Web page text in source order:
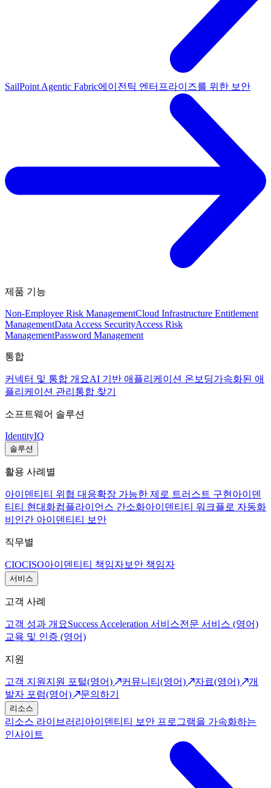
SailPoint Agentic Fabric에이전틱 엔터프라이즈를 위한 보안
제품 기능
Non-Employee Risk ManagementCloud Infrastructure Entitlement
ManagementData Access SecurityAccess Risk
ManagementPassword Management
통합
커넥터 및 통합 개요AI 기반 애플리케이션 온보딩가속화된 애
플리케이션 관리 통합 찾기
소프트웨어 솔루션
IdentityIQ
솔루션
활용 사례별
아이덴티티 위협 대응확장 가능한 제로 트러스트 구현 아이덴
티티 현대화컴플라이언스 간소화아이덴티티 워크플로 자동화
비인간 아이덴티티 보안
직무별
CIOCISO아이덴티티 책임자보안 책임자
서비스
고객 사례
고객 성과 개요Success Acceleration 서비스전문 서비스 (영어)
교육 및 인증 (영어)
지원
고객 지원 지원 포털(영어) 커뮤니티(영어) 자료(영어)
개
발자 포럼(영어)
문의하기
리소스
리소스 라이브러리 아이덴티티 보안 프로그램을 가속화하는
인사이트